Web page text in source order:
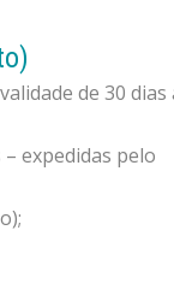
de 30 dias
expedidas pelo